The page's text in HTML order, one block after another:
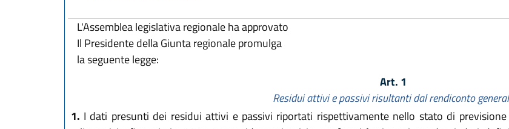
L'Assemblea legislativa regionale ha approvato
Il Presidente della Giunta regionale promulga
la seguente legge:
Art. 1
Residui attivi e passivi risultanti dal rendiconto
1. I dati presunti dei residui attivi e passivi riportati rispettivamente nello stato di